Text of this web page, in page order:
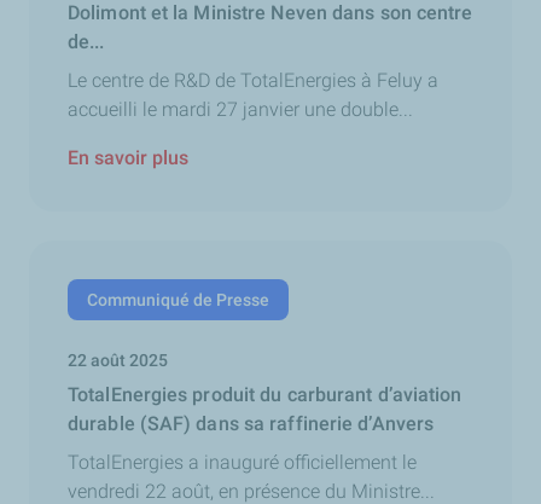
Dolimont et la Ministre Neven dans son centre
de...
Le centre de R&D de TotalEnergies à Feluy a
accueilli le mardi 27 janvier une double...
En savoir plus
Communiqué de Presse
22 août 2025
TotalEnergies produit du carburant d’aviation
durable (SAF) dans sa raffinerie d’Anvers
TotalEnergies a inauguré officiellement le
vendredi 22 août, en présence du Ministre...